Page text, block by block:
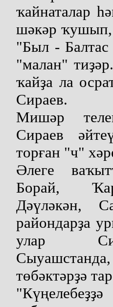
ҡайнаталар
шәкәр ҡушып,
"Был - Балтас
"малан"
ҡайҙа ла
Сираев.
Мишәр
Сираев
торған "ч"
Әлеге
Борай,
Дәүләкән,
райондарҙа
улар
төбәктәрҙә